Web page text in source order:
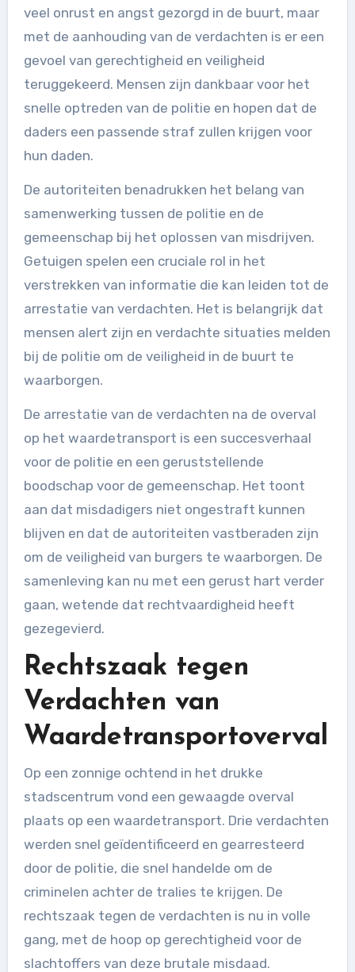
veel onrust en angst gezorgd in de buurt, maar
met de aanhouding van de verdachten is er een
gevoel van gerechtigheid en veiligheid
teruggekeerd. Mensen zijn dankbaar voor het
snelle optreden van de politie en hopen dat de
daders een passende straf zullen krijgen voor
hun daden.
De autoriteiten benadrukken het belang van
samenwerking tussen de politie en de
gemeenschap bij het oplossen van misdrijven.
Getuigen spelen een cruciale rol in het
verstrekken van informatie die kan leiden tot de
arrestatie van verdachten. Het is belangrijk dat
mensen alert zijn en verdachte situaties melden
bij de politie om de veiligheid in de buurt te
waarborgen.
De arrestatie van de verdachten na de overval
op het waardetransport is een succesverhaal
voor de politie en een geruststellende
boodschap voor de gemeenschap. Het toont
aan dat misdadigers niet ongestraft kunnen
blijven en dat de autoriteiten vastberaden zijn
om de veiligheid van burgers te waarborgen. De
samenleving kan nu met een gerust hart verder
gaan, wetende dat rechtvaardigheid heeft
gezegevierd.
Rechtszaak tegen
Verdachten van
Waardetransportoverval
Op een zonnige ochtend in het drukke
stadscentrum vond een gewaagde overval
plaats op een waardetransport. Drie verdachten
werden snel geïdentificeerd en gearresteerd
door de politie, die snel handelde om de
criminelen achter de tralies te krijgen. De
rechtszaak tegen de verdachten is nu in volle
gang, met de hoop op gerechtigheid voor de
slachtoffers van deze brutale misdaad.